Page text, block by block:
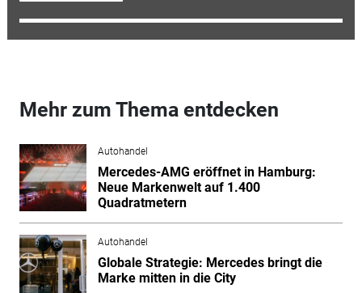
Mehr zum Thema entdecken
Autohandel
Mercedes-AMG eröffnet in Hamburg:
Neue Markenwelt auf 1.400
Quadratmetern
Autohandel
Globale Strategie: Mercedes bringt die
Marke mitten in die City